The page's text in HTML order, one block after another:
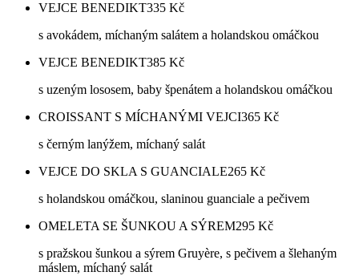
VEJCE BENEDIKT335 Kč
s avokádem, míchaným salátem a holandskou omáčkou
VEJCE BENEDIKT385 Kč
s uzeným lososem, baby špenátem a holandskou omáčkou
CROISSANT S MÍCHANÝMI VEJCI365 Kč
s černým lanýžem, míchaný salát
VEJCE DO SKLA S GUANCIALE265 Kč
s holandskou omáčkou, slaninou guanciale a pečivem
OMELETA SE ŠUNKOU A SÝREM295 Kč
s pražskou šunkou a sýrem Gruyère, s pečivem a šlehaným
máslem, míchaný salát